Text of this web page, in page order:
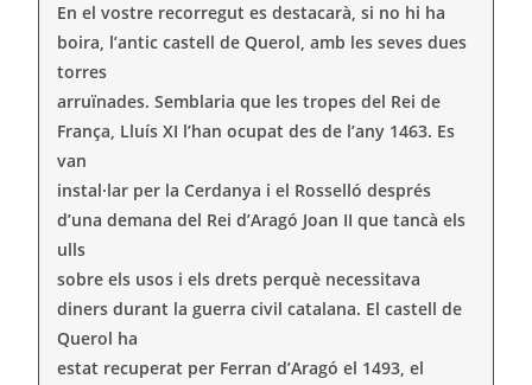
En el vostre recorregut es destacarà, si no hi ha
boira, l’antic castell de Querol, amb les seves dues
torres
arruïnades. Semblaria que les tropes del Rei de
França, Lluís XI l’han ocupat des de l’any 1463. Es
van
instal·lar per la Cerdanya i el Rosselló després
d’una demana del Rei d’Aragó Joan II que tancà els
ulls
sobre els usos i els drets perquè necessitava
diners durant la guerra civil catalana. El castell de
Querol ha
estat recuperat per Ferran d’Aragó el 1493, el